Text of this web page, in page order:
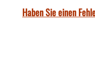
Haben Sie einen